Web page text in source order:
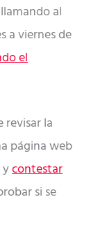
al
a viernes de
el
revisar la
página web
ycontestar
si se